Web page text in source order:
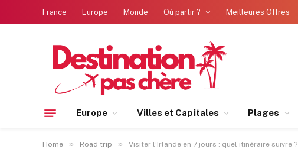
France Europe Monde Où partir ? Meilleures Offres
Europe Villes et Capitales Plages
Home » Road trip » Visiter l’Irlande en 7 jours : quel itinéraire suivre ?